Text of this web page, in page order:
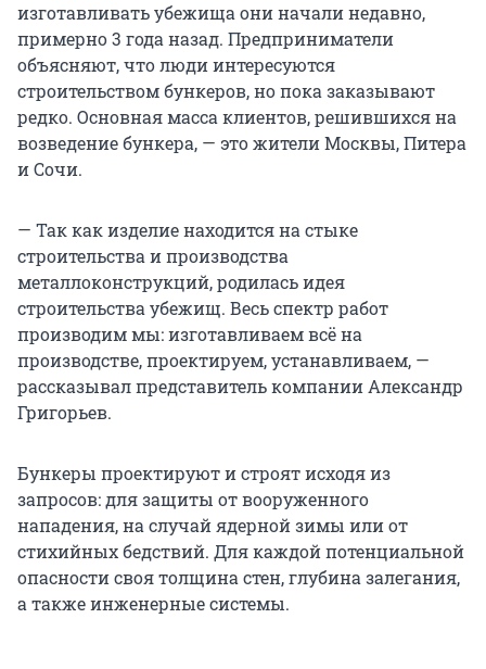
изготавливать убежища они начали недавно,
примерно 3 года назад. Предприниматели
объясняют, что люди интересуются
строительством бункеров, но пока заказывают
редко. Основная масса клиентов, решившихся на
возведение бункера, — это жители Москвы, Питера
и Сочи.
— Так как изделие находится на стыке
строительства и производства
металлоконструкций, родилась идея
строительства убежищ. Весь спектр работ
производим мы: изготавливаем всё на
производстве, проектируем, устанавливаем, —
рассказывал представитель компании Александр
Григорьев.
Бункеры проектируют и строят исходя из
запросов: для защиты от вооруженного
нападения, на случай ядерной зимы или от
стихийных бедствий. Для каждой потенциальной
опасности своя толщина стен, глубина залегания,
а также инженерные системы.